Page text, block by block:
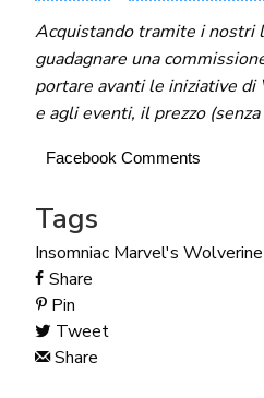
Acquistando tramite i nostri
guadagnare una
portare avanti le iniziative
e agli eventi, il prezzo
Facebook Comments
Tags
Insomniac Marvel's Wolverine
Share
Pin
Tweet
Share